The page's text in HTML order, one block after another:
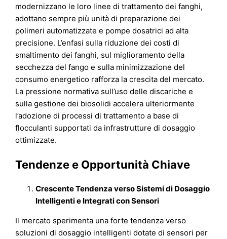
modernizzano le loro linee di trattamento dei fanghi,
adottano sempre più unità di preparazione dei
polimeri automatizzate e pompe dosatrici ad alta
precisione. L’enfasi sulla riduzione dei costi di
smaltimento dei fanghi, sul miglioramento della
secchezza del fango e sulla minimizzazione del
consumo energetico rafforza la crescita del mercato.
La pressione normativa sull’uso delle discariche e
sulla gestione dei biosolidi accelera ulteriormente
l’adozione di processi di trattamento a base di
flocculanti supportati da infrastrutture di dosaggio
ottimizzate.
Tendenze e Opportunità Chiave
Crescente Tendenza verso Sistemi di Dosaggio
Intelligenti e Integrati con Sensori
Il mercato sperimenta una forte tendenza verso
soluzioni di dosaggio intelligenti dotate di sensori per